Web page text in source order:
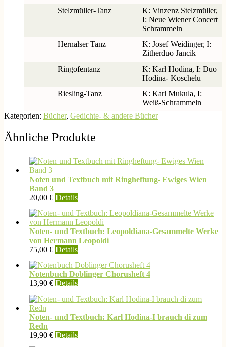
Stelzmüller-Tanz
K: Vinzenz Stelzmüller,
I: Neue Wiener Concert
Schrammeln
Hernalser Tanz
K: Josef Weidinger, I:
Zitherduo Jancik
Ringofentanz
K: Karl Hodina, I: Duo
Hodina- Koschelu
Riesling-Tanz
K: Karl Mukula, I:
Weiß-Schrammeln
Kategorien: Bücher, Gedichte- & andere Bücher
Ähnliche Produkte
Noten und Textbuch mit Ringheftung- Ewiges Wien
Band 3
20,00 € Details
Noten- und Textbuch: Leopoldiana-Gesammelte Werke
von Hermann Leopoldi
75,00 € Details
Notenbuch Doblinger Chorusheft 4
13,90 € Details
Noten- und Textbuch: Karl Hodina-I brauch di zum
Redn
19,90 € Details